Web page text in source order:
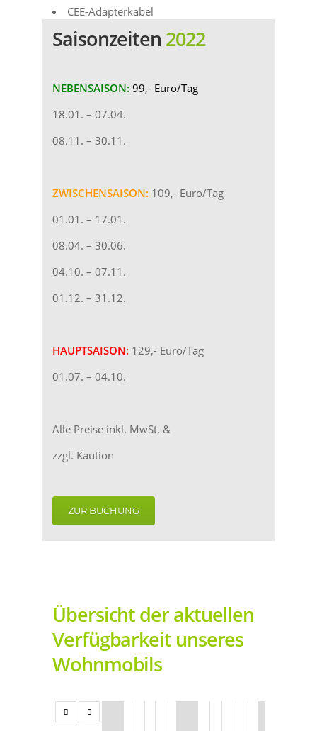
CEE-Adapterkabel
Saisonzeiten 2022
NEBENSAISON: 99,- Euro/Tag
18.01. – 07.04.
08.11. – 30.11.
ZWISCHENSAISON: 109,- Euro/Tag
01.01. – 17.01.
08.04. – 30.06.
04.10. – 07.11.
01.12. – 31.12.
HAUPTSAISON: 129,- Euro/Tag
01.07. – 04.10.
Alle Preise inkl. MwSt. &
zzgl. Kaution
ZUR BUCHUNG
Übersicht der aktuellen
Verfügbarkeit unseres
Wohnmobils